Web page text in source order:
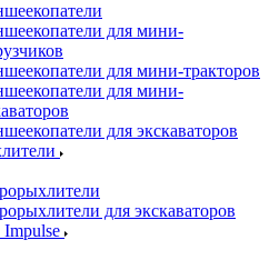
для мини-
для мини-тракторов
для мини-
для экскаваторов
для экскаваторов